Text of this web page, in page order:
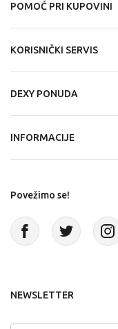
POMOĆ PRI KUPOVINI
KORISNIČKI SERVIS
DEXY PONUDA
INFORMACIJE
Povežimo se!
NEWSLETTER